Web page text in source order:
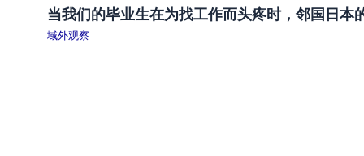
当我们的毕业生在为找工作而头疼时，邻国日
域外观察